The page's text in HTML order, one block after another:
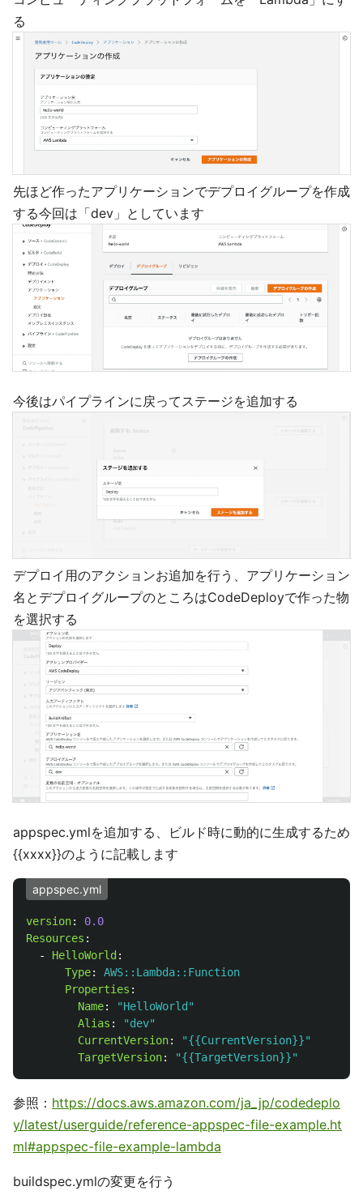
る
先ほど作ったアプリケーションでデプロイグループを作成
する今回は「dev」としています
今後はパイプラインに戻ってステージを追加する
デプロイ用のアクションお追加を行う、アプリケーション
名とデプロイグループのところはCodeDeployで作った物
を選択する
appspec.ymlを追加する、ビルド時に動的に生成するため
{{xxxx}}のように記載します
appspec.yml
version:
0.0
Resources :
-
HelloWorld :
Type:
AWS::Lambda::Function
Properties :
Name: "HelloWorld"
Alias : "dev"
CurrentVersion: "{{CurrentVersion}}"
TargetVersion: "{{TargetVersion}}"
参照： https://docs.aws.amazon.com/ja_jp/codedeplo
y/latest/userguide/reference-appspec-file-example.ht
ml#appspec-file-example-lambda
buildspec.ymlの変更を行う